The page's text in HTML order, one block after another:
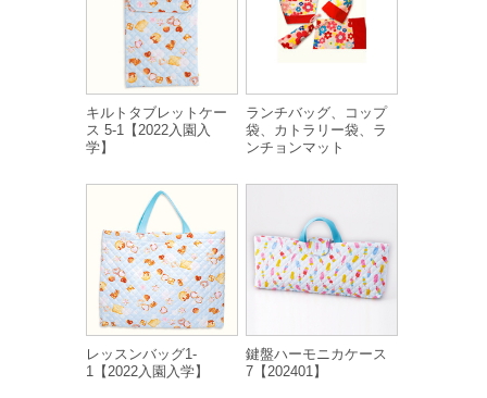
キルトタブレットケー
ス 5-1【2022入園入
学】
ランチバッグ、コップ
袋、カトラリー袋、ラ
ンチョンマット
レッスンバッグ1-
1【2022入園入学】
鍵盤ハーモニカケース
7【202401】